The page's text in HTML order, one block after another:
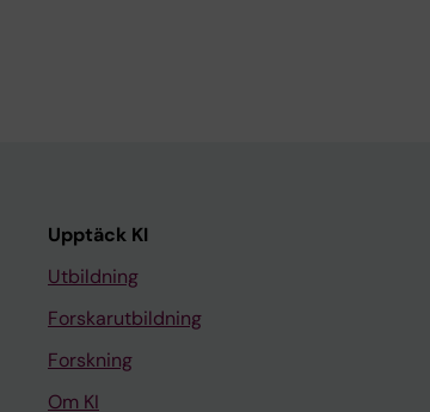
Upptäck KI
Utbildning
Forskarutbildning
Forskning
Om KI